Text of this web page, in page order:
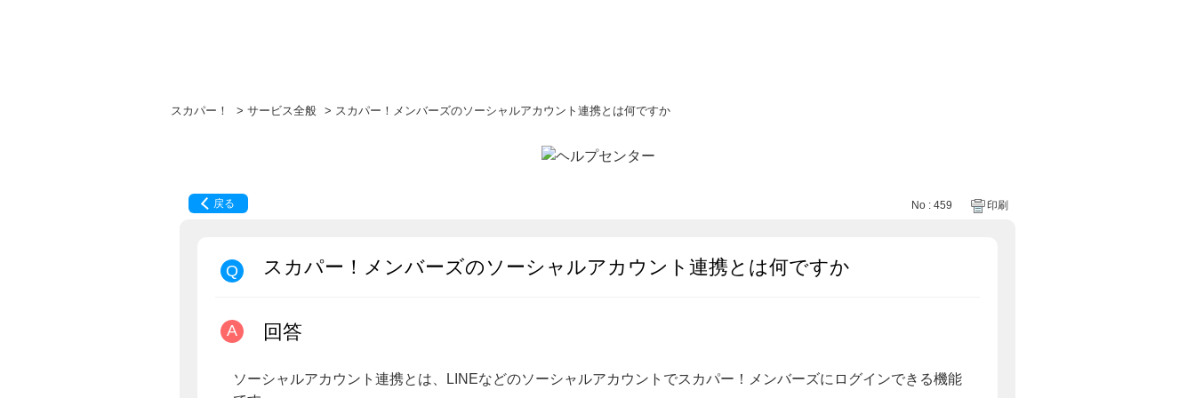
スカパー！ > サービス全般 > スカパー！メンバーズのソーシャルアカウント連携とは何ですか
戻る No : 459 印刷
スカパー！メンバーズのソーシャルアカウント連携とは何ですか
回答
ソーシャルアカウント連携とは、LINEなどのソーシャルアカウントでスカパー！メンバーズにログインできる機能